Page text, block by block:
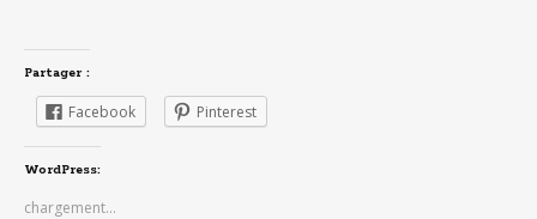
Partager :
Facebook Pinterest
WordPress:
chargement…